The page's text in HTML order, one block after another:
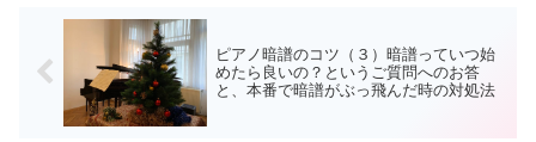
ピアノ暗譜のコツ（３）暗譜っていつ始
めたら良いの？というご質問へのお答
と、本番で暗譜がぶっ飛んだ時の対処法